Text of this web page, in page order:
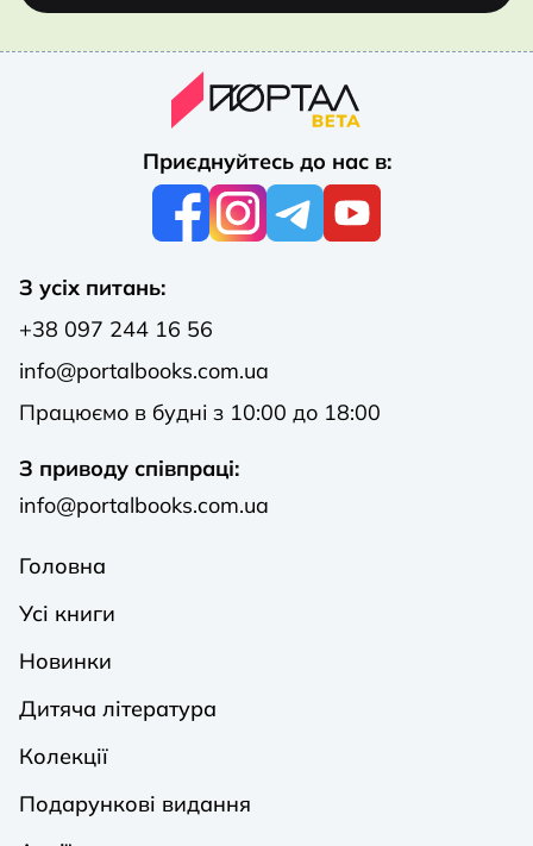
Приєднуйтесь до нас в:
З усіх питань:
+38 097 244 16 56
info@portalbooks.com.ua
Працюємо в будні з 10:00 до 18:00
З приводу співпраці:
info@portalbooks.com.ua
Головна
Усі книги
Новинки
Дитяча література
Колекції
Подарункові видання